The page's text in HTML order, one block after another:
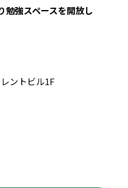
勉強スペースを開放し
ントビル1F